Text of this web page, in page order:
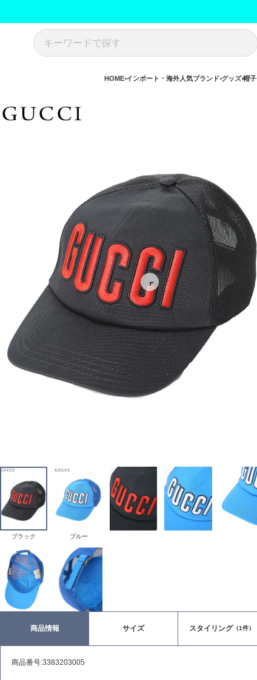
HOME インポート・海外人気ブランド グッズ 帽子
ブラック ブルー
商品情報 サイズ スタイリング（1件）
商品番号:3383203005